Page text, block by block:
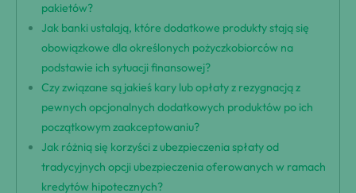
pakietów?
Jak banki ustalają, które dodatkowe produkty stają się
obowiązkowe dla określonych pożyczkobiorców na
podstawie ich sytuacji finansowej?
Czy związane są jakieś kary lub opłaty z rezygnacją z
pewnych opcjonalnych dodatkowych produktów po ich
początkowym zaakceptowaniu?
Jak różnią się korzyści z ubezpieczenia spłaty od
tradycyjnych opcji ubezpieczenia oferowanych w ramach
kredytów hipotecznych?